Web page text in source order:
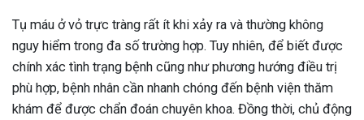
Tụ máu ở vỏ trực tràng rất ít khi xảy ra và thường không
nguy hiểm trong đa số trường hợp. Tuy nhiên, để biết được
chính xác tình trạng bệnh cũng như phương hướng điều trị
phù hợp, bệnh nhân cần nhanh chóng đến bệnh viện thăm
khám để được chẩn đoán chuyên khoa. Đồng thời, chủ động